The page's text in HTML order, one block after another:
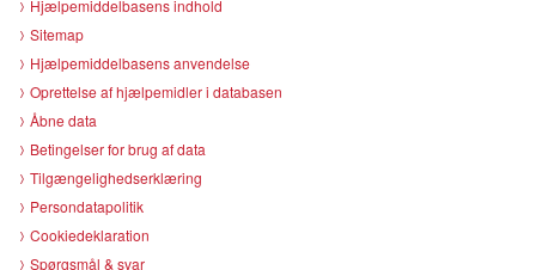
Hjælpemiddelbasens indhold
Sitemap
Hjælpemiddelbasens anvendelse
Oprettelse af hjælpemidler i databasen
Åbne data
Betingelser for brug af data
Tilgængelighedserklæring
Persondatapolitik
Cookiedeklaration
Spørgsmål & svar